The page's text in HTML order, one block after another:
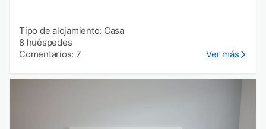
Tipo de alojamiento: Casa
8 huéspedes
Comentarios: 7
Ver más